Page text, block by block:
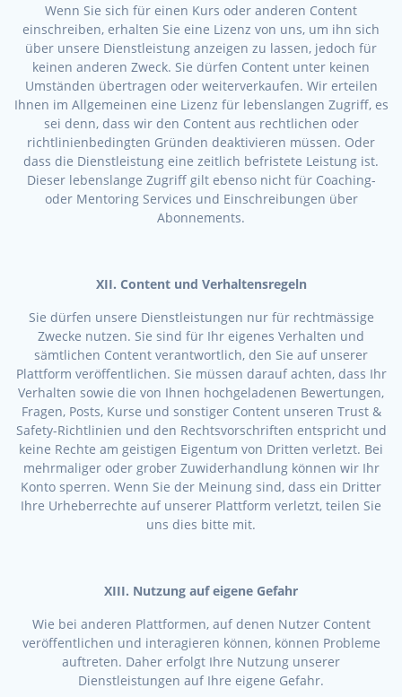
Wenn Sie sich für einen Kurs oder anderen Content
einschreiben, erhalten Sie eine Lizenz von uns, um ihn sich
über unsere Dienstleistung anzeigen zu lassen, jedoch für
keinen anderen Zweck. Sie dürfen Content unter keinen
Umständen übertragen oder weiterverkaufen. Wir erteilen
Ihnen im Allgemeinen eine Lizenz für lebenslangen Zugriff, es
sei denn, dass wir den Content aus rechtlichen oder
richtlinienbedingten Gründen deaktivieren müssen. Oder
dass die Dienstleistung eine zeitlich befristete Leistung ist.
Dieser lebenslange Zugriff gilt ebenso nicht für Coaching-
oder Mentoring Services und Einschreibungen über
Abonnements.
XII. Content und Verhaltensregeln
Sie dürfen unsere Dienstleistungen nur für rechtmässige
Zwecke nutzen. Sie sind für Ihr eigenes Verhalten und
sämtlichen Content verantwortlich, den Sie auf unserer
Plattform veröffentlichen. Sie müssen darauf achten, dass Ihr
Verhalten sowie die von Ihnen hochgeladenen Bewertungen,
Fragen, Posts, Kurse und sonstiger Content unseren Trust &
Safety-Richtlinien und den Rechtsvorschriften entspricht und
keine Rechte am geistigen Eigentum von Dritten verletzt. Bei
mehrmaliger oder grober Zuwiderhandlung können wir Ihr
Konto sperren. Wenn Sie der Meinung sind, dass ein Dritter
Ihre Urheberrechte auf unserer Plattform verletzt, teilen Sie
uns dies bitte mit.
XIII. Nutzung auf eigene Gefahr
Wie bei anderen Plattformen, auf denen Nutzer Content
veröffentlichen und interagieren können, können Probleme
auftreten. Daher erfolgt Ihre Nutzung unserer
Dienstleistungen auf Ihre eigene Gefahr.